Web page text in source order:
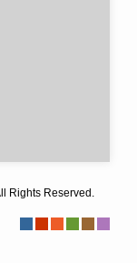
Rights Reserved.